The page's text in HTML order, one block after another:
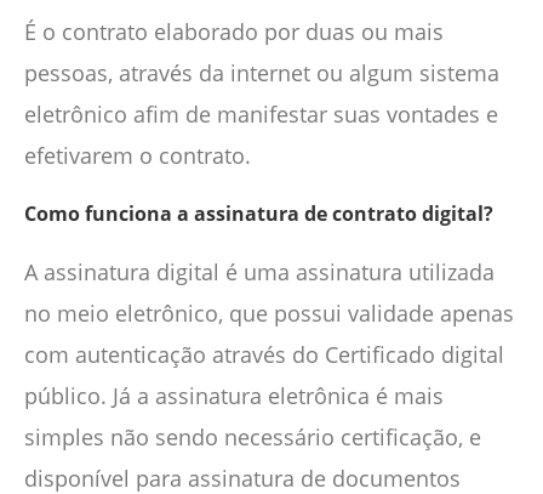
É o contrato elaborado por duas ou mais
pessoas, através da internet ou algum sistema
eletrônico afim de manifestar suas vontades e
efetivarem o contrato.
Como funciona a assinatura de contrato digital?
A assinatura digital é uma assinatura utilizada
no meio eletrônico, que possui validade apenas
com autenticação através do Certificado digital
público. Já a assinatura eletrônica é mais
simples não sendo necessário certificação, e
disponível para assinatura de documentos